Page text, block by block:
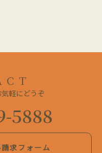
軽にどうぞ
5888
求フォーム